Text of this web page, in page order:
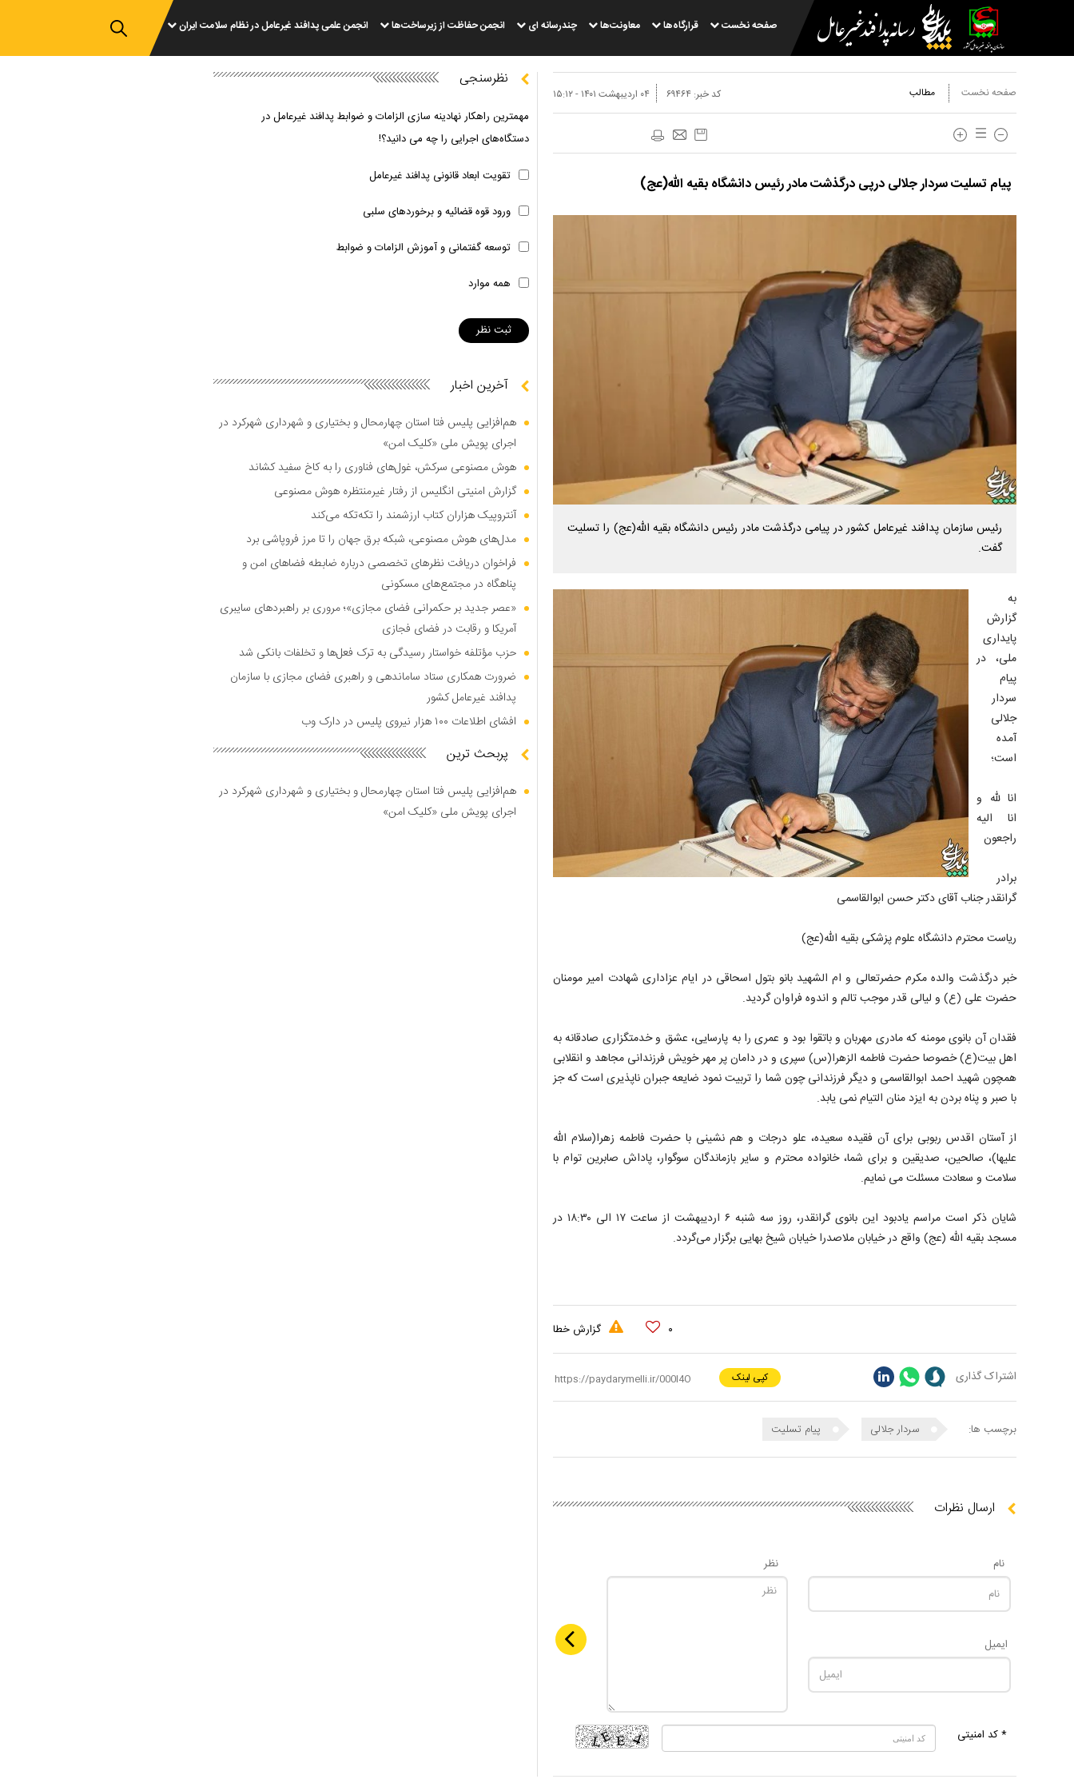
صفحه نخست قرارگاه‌ها معاونت‌ها چندرسانه ای انجمن حفاظت از زیرساخت‌ها انجمن علمی پدافند غیرعامل در نظام سلامت ایران
صفحه نخست مطالب ۰۴ ارديبهشت ۱۴۰۱ - ۱۵:۱۲ کد خبر: ۶۹۴۶۴
پیام تسلیت سردار جلالی درپى درگذشت مادر رئیس دانشگاه بقیه الله(عج)
رئیس سازمان پدافند غیرعامل کشور در پیامی درگذشت مادر رئیس دانشگاه بقیه الله(عج) را تسلیت
گفت.
به
گزارش
پایداری
ملی، در
پیام
سردار
جلالی
آمده
است؛
انا لله و
انا الیه
راجعون
برادر
گرانقدر جناب آقای دکتر حسن ابوالقاسمی
ریاست محترم دانشگاه علوم پزشکی بقیه الله(عج)
خبر درگذشت والده مکرم حضرتعالی و ام الشهید بانو بتول اسحاقی در ایام عزاداری شهادت امیر مومنان
حضرت علی (ع) و لیالی قدر موجب تالم و اندوه فراوان گردید.
فقدان آن بانوی مومنه که مادری مهربان و باتقوا بود و عمری را به پارسایی، عشق و خدمتگزاری صادقانه به
اهل بیت(ع) خصوصا حضرت فاطمه الزهرا(س) سپری و در دامان پر مهر خویش فرزندانی مجاهد و انقلابی
همچون شهید احمد ابوالقاسمی و دیگر فرزندانی چون شما را تربیت نمود ضایعه جبران ناپذیری است که جز
با صبر و پناه بردن به ایزد منان التیام نمی یابد.
از آستان اقدس ربوبی برای آن فقیده سعیده، علو درجات و هم نشینی با حضرت فاطمه زهرا(سلام الله
علیها)، صالحین، صدیقین و برای شما، خانواده محترم و سایر بازماندگان سوگوار، پاداش صابرین توام با
سلامت و سعادت مسئلت می نمایم.
شایان ذکر است مراسم یادبود این بانوی گرانقدر، روز سه شنبه ۶ اردیبهشت از ساعت ۱۷ الی ۱۸:۳۰ در
مسجد بقیه الله (عج) واقع در خیابان ملاصدرا خیابان شیخ بهایی برگزار می‌گردد.
۰ گزارش خطا
اشتراک گذاری کپی لینک
برچسب ها: سردار جلالی پیام تسلیت
ارسال نظرات
نام
ایمیل
نظر
* کد امنیتی
نظرسنجی
مهمترین راهکار نهادینه سازی الزامات و ضوابط پدافند غیرعامل در
دستگاه‌های اجرایی را چه می دانید؟!
تقویت ابعاد قانونی پدافند غیرعامل
ورود قوه قضائیه و برخوردهای سلبی
توسعه گفتمانی و آموزش الزامات و ضوابط
همه موارد
آخرین اخبار
هم‌افزایی پلیس فتا استان چهارمحال و بختیاری و شهرداری شهرکرد در
اجرای پویش ملی «کلیک امن»
هوش مصنوعی سرکش، غول‌های فناوری را به کاخ سفید کشاند
گزارش امنیتی انگلیس از رفتار غیرمنتظره هوش مصنوعی
آنتروپیک هزاران کتاب ارزشمند را تکه‌تکه می‌کند
مدل‌های هوش مصنوعی، شبکه برق جهان را تا مرز فروپاشی برد
فراخوان دریافت نظر‌های تخصصی درباره ضابطه فضا‌های امن و
پناهگاه در مجتمع‌های مسکونی
«عصر جدید بر حکمرانی فضای مجازی»؛ مروری بر راهبرد‌های سایبری
آمریکا و رقابت در فضای فجازی
حزب مؤتلفه خواستار رسیدگی به ترک فعل‌ها و تخلفات بانکی شد
ضرورت همکاری ستاد ساماندهی و راهبری فضای مجازی با سازمان
پدافند غیرعامل کشور
افشای اطلاعات ۱۰۰ هزار نیروی پلیس در دارک وب
پربحث ترین
هم‌افزایی پلیس فتا استان چهارمحال و بختیاری و شهرداری شهرکرد در
اجرای پویش ملی «کلیک امن»